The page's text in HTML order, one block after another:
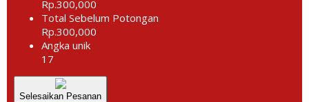
Rp.300,000
Total Sebelum Potongan
Rp.300,000
Angka unik
17
Selesaikan Pesanan